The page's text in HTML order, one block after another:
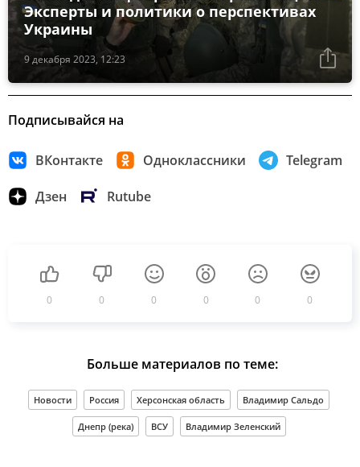
9 декабря 2023, 12:23
Эксперты и политики о перспективах
Украины
Подписывайся на
ВКонтакте Одноклассники Telegram
Дзен Rutube
0 0 0 0 0 0
Больше материалов по теме:
Новости Россия Херсонская область Владимир Сальдо
Днепр (река) ВСУ Владимир Зеленский